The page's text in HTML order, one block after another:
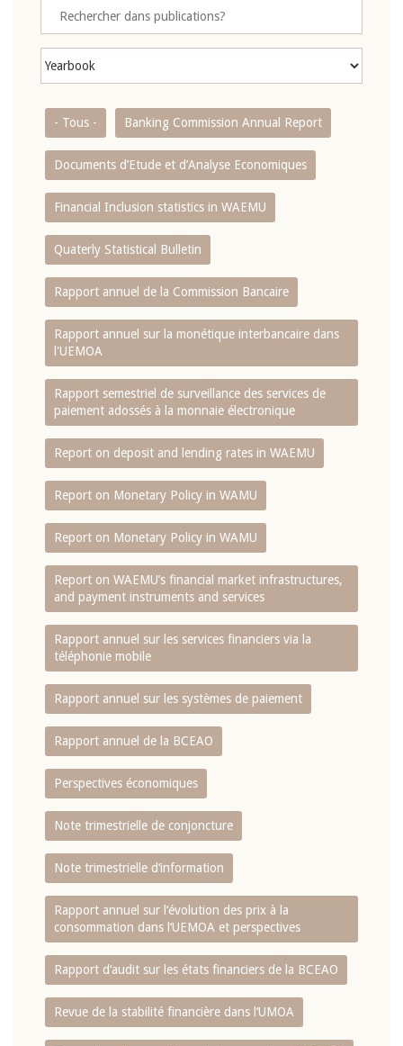
- Tous - Banking Commission Annual Report
Documents d’Etude et d’Analyse Economiques
Financial Inclusion statistics in WAEMU
Quaterly Statistical Bulletin
Rapport annuel de la Commission Bancaire
Rapport annuel sur la monétique interbancaire dans
l'UEMOA
Rapport semestriel de surveillance des services de
paiement adossés à la monnaie électronique
Report on deposit and lending rates in WAEMU
Report on Monetary Policy in WAMU
Report on Monetary Policy in WAMU
Report on WAEMU’s financial market infrastructures,
and payment instruments and services
Rapport annuel sur les services financiers via la
téléphonie mobile
Rapport annuel sur les systèmes de paiement
Rapport annuel de la BCEAO
Perspectives économiques
Note trimestrielle de conjoncture
Note trimestrielle d‘information
Rapport annuel sur l‘évolution des prix à la
consommation dans l‘UEMOA et perspectives
Rapport d‘audit sur les états financiers de la BCEAO
Revue de la stabilité financière dans l‘UMOA